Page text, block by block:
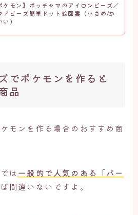
ケモン】ポッチャマのアイロンビーズ／
アビーズ簡単ドット絵図案（小さめ/か
）
でポケモンを作ると
品
モンを作る場合のおすすめ商
は一般的で人気のある「パー
間違いないですよ。